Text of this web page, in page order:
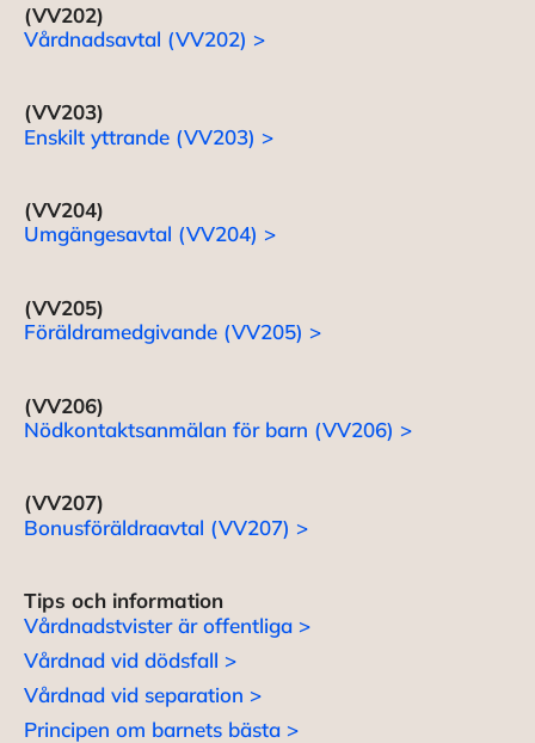
(VV202)
Vårdnadsavtal (VV202) >
(VV203)
Enskilt yttrande (VV203) >
(VV204)
Umgängesavtal (VV204) >
(VV205)
Föräldramedgivande (VV205) >
(VV206)
Nödkontaktsanmälan för barn (VV206) >
(VV207)
Bonusföräldraavtal (VV207) >
Tips och information
Vårdnadstvister är offentliga >
Vårdnad vid dödsfall >
Vårdnad vid separation >
Principen om barnets bästa >